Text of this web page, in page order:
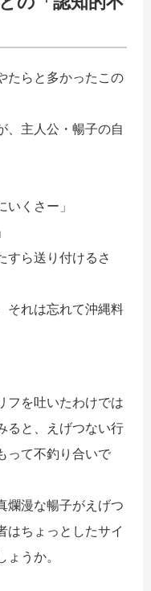
たらと多かったこの
主人公・暢子の自
くさー」
ら送り付けるさ
それは忘れて沖縄料
フを吐いたわけでは
ると、えげつない行
って不釣り合いで
爛漫な暢子がえげつ
はちょっとしたサイ
うか。